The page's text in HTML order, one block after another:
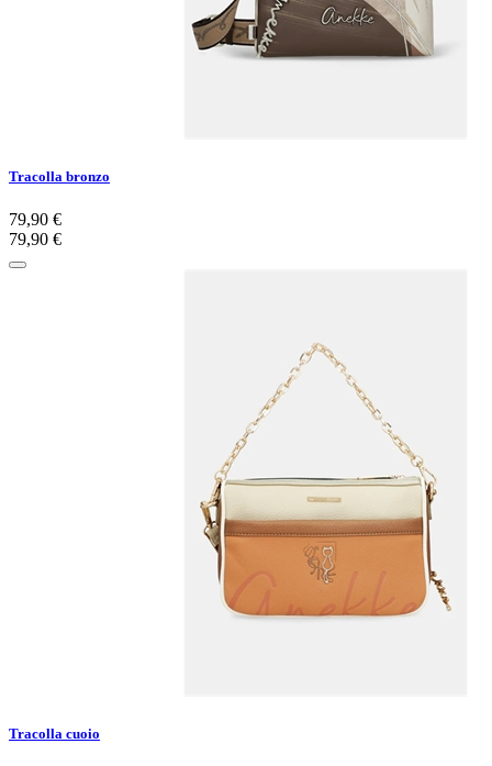
Tracolla bronzo
79,90 €
79,90 €
Tracolla cuoio